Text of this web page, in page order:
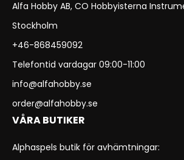
Alfa Hobby AB, CO Hobbyisterna
Stockholm
+46-868459092
Telefontid vardagar 09:00-11:00
info@alfahobby.se
order@alfahobby.se
VÅRA BUTIKER
Alphaspels butik för avhämtningar: